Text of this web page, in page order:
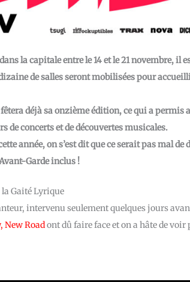
la capitale entre le 14 et le 21 novembre, il
de salles seront mobilisées pour
déjà sa onzième édition, ce qui a permis
de concerts et de découvertes musicales.
année, on s’est dit que ce serait pas mal
Gardeinclus !
la Gaité Lyrique
intervenu seulement quelques jours
New Roadont dû faire face et on a hâte de